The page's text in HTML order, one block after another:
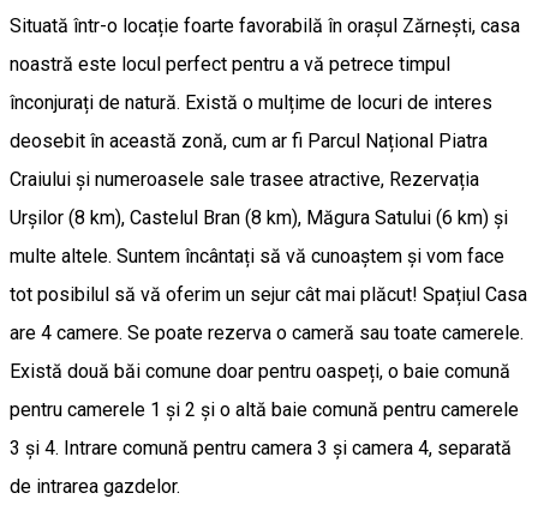
Situată într-o locație foarte favorabilă în orașul Zărnești, casa
noastră este locul perfect pentru a vă petrece timpul
înconjurați de natură. Există o mulțime de locuri de interes
deosebit în această zonă, cum ar fi Parcul Național Piatra
Craiului și numeroasele sale trasee atractive, Rezervația
Urșilor (8 km), Castelul Bran (8 km), Măgura Satului (6 km) și
multe altele. Suntem încântați să vă cunoaștem și vom face
tot posibilul să vă oferim un sejur cât mai plăcut! Spațiul Casa
are 4 camere. Se poate rezerva o cameră sau toate camerele.
Există două băi comune doar pentru oaspeți, o baie comună
pentru camerele 1 și 2 și o altă baie comună pentru camerele
3 și 4. Intrare comună pentru camera 3 și camera 4, separată
de intrarea gazdelor.